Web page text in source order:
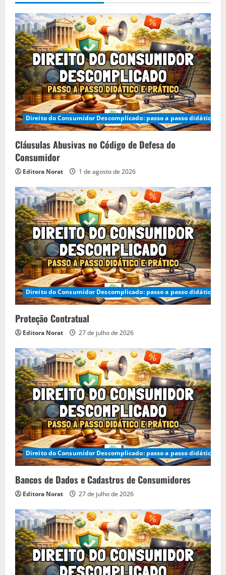
Direito do Consumidor Descomplicado: passo a passo didático e
Cláusulas Abusivas no Código de Defesa do
Consumidor
Editora Norat 1 de agosto de 2026
Direito do Consumidor Descomplicado: passo a passo didático e
Proteção Contratual
Editora Norat 27 de julho de 2026
Direito do Consumidor Descomplicado: passo a passo didático e
Bancos de Dados e Cadastros de Consumidores
Editora Norat 27 de julho de 2026